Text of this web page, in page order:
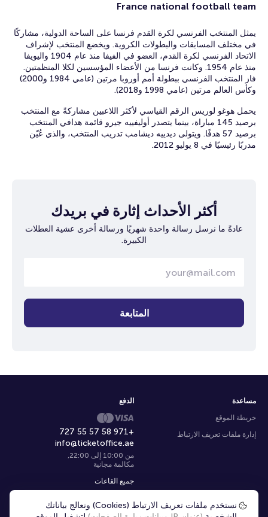
France national football team
يمثل المنتخب الفرنسي لكرة القدم فرنسا على الساحة الدولية، مشاركًا
في مختلف المسابقات والبطولات الكروية. ويخضع المنتخب لإشراف
الاتحاد الفرنسي لكرة القدم، العضو في الفيفا منذ عام 1904 واليويفا
منذ عام 1954. وكانت فرنسا من الأعضاء المؤسسين لكلا المنظمتين.
فاز المنتخب الفرنسي ببطولة أمم أوروبا مرتين (عامي 1984 و2000)
وكأس العالم مرتين (عامي 1998 و2018).
يحمل هوغو لوريس الرقم القياسي لأكثر اللاعبين مشاركةً مع المنتخب
برصيد 145 مباراة، بينما يتصدر أوليفييه جيرو قائمة هدافي المنتخب
برصيد 57 هدفًا. ويتولى ديدييه ديشامب تدريب المنتخب، والذي عُيّن
مدربًا رئيسيًا في 8 يوليو 2012.
أكثر الأحداث إثارة في بريدك
عادةً ما نرسل رسالة واحدة شهريًا ورسالة أخرى عشية العطلات
الكبيرة.
المتابعة
مساعدة
خريطة الموقع
إدارة ملفات تعريف الارتباط
+971 58 57 55 727
info@ticketoffice.ae
من 10:00 إلى 22:00
,
مكالمة مجانية
جميع القاعات
الدفع
اختر المدينة |
Ar
نستخدم ملفات تعريف الارتباط (Cookies) ونعالج بياناتك